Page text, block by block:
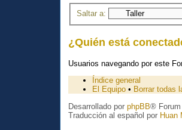
Saltar a:
¿Quién está
Usuarios navegando por este
Índice general
El Equipo • Borrar todas
Desarrollado porphpBB®
Traducción al español por Huan